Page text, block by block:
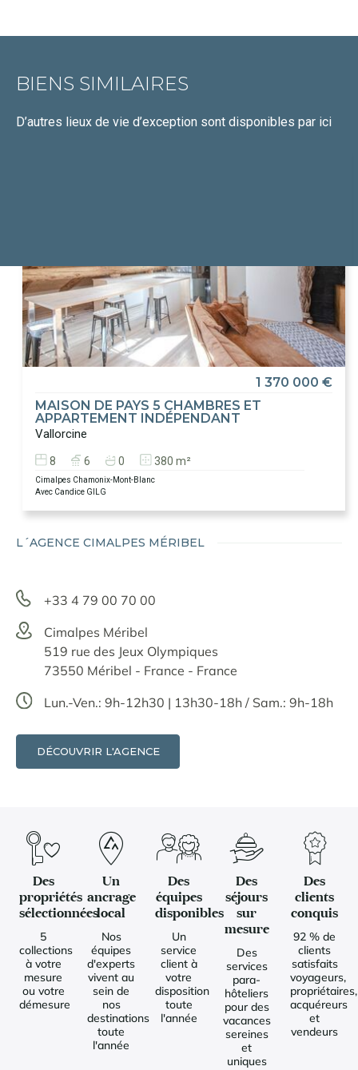
BIENS SIMILAIRES
D’autres lieux de vie d’exception sont disponibles par ici
1 370 000 €
MAISON DE PAYS 5 CHAMBRES ET
APPARTEMENT INDÉPENDANT
Vallorcine
8 6 0 380 m²
Cimalpes Chamonix-Mont-Blanc
Avec Candice GILG
L´AGENCE CIMALPES MÉRIBEL
+33 4 79 00 70 00
Cimalpes Méribel
519 rue des Jeux Olympiques
73550 Méribel - France - France
Lun.-Ven.: 9h-12h30 | 13h30-18h / Sam.: 9h-18h
DÉCOUVRIR L'AGENCE
Des
propriétés
sélectionnées
5
collections
à votre
mesure
ou votre
démesure
Un
ancrage
local
Nos
équipes
d'experts
vivent au
sein de
nos
destinations
toute
l'année
Des
équipes
disponibles
Un
service
client à
votre
disposition
toute
l'année
Des
séjours
sur
mesure
Des
services
para-
hôteliers
pour des
vacances
sereines
et
uniques
Des
clients
conquis
92 % de
clients
satisfaits
voyageurs,
propriétaires,
acquéreurs
et
vendeurs